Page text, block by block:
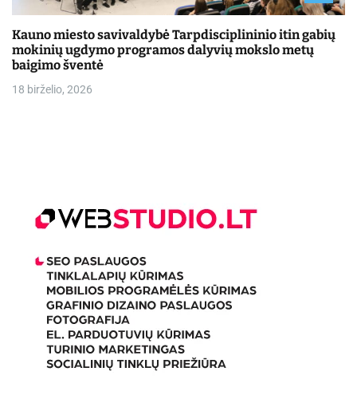
Kauno miesto savivaldybė Tarpdisciplininio itin gabių
mokinių ugdymo programos dalyvių mokslo metų
baigimo šventė
18 birželio, 2026